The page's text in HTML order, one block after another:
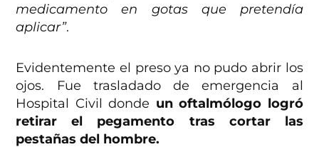
medicamento en gotas que pretendía
aplicar”.
Evidentemente el preso ya no pudo abrir los
ojos. Fue trasladado de emergencia al
Hospital Civil donde un oftalmólogo logró
retirar el pegamento tras cortar las
pestañas del hombre.